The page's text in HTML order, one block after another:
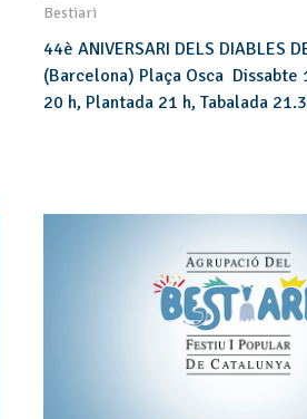
Bestiari
44è ANIVERSARI DELS DIABLES
(Barcelona) Plaça Osca ️ Dissabte
20 h, Plantada 21 h, Tabalada